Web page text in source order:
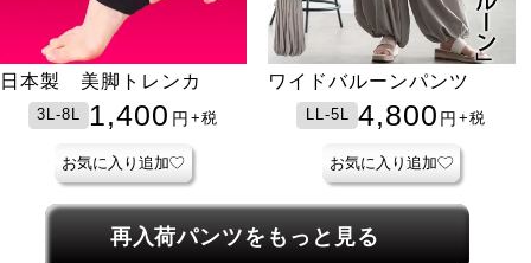
日本製 美脚トレンカ
3L-8L 1,400 円 +税
お気に入り追加
ワイドバルーンパンツ
LL-5L 4,800 円 +税
お気に入り追加
再入荷パンツをもっと見る